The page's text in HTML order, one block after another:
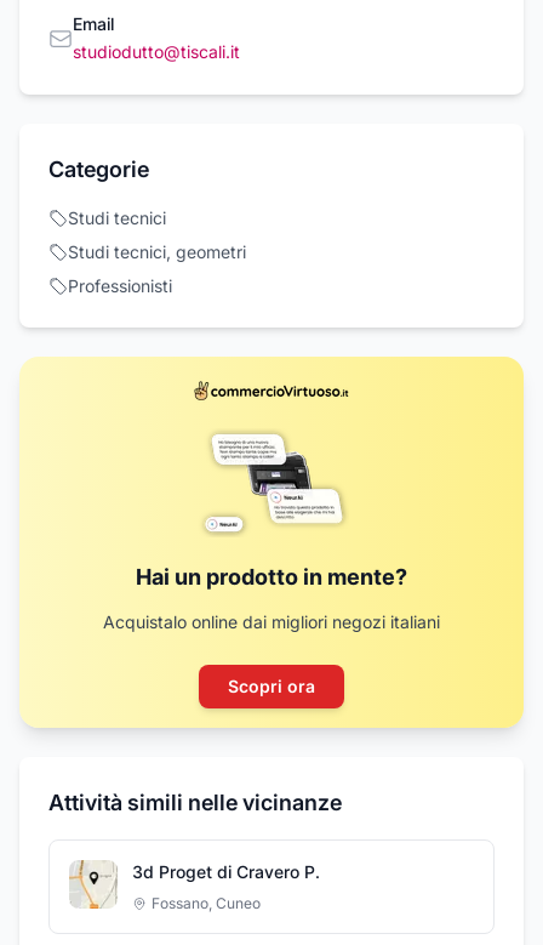
Email
studiodutto@tiscali.it
Categorie
Studi tecnici
Studi tecnici, geometri
Professionisti
Hai un prodotto in mente?
Acquistalo online dai migliori negozi italiani
Scopri ora
Attività simili nelle vicinanze
3d Proget di Cravero P.
Fossano, Cuneo